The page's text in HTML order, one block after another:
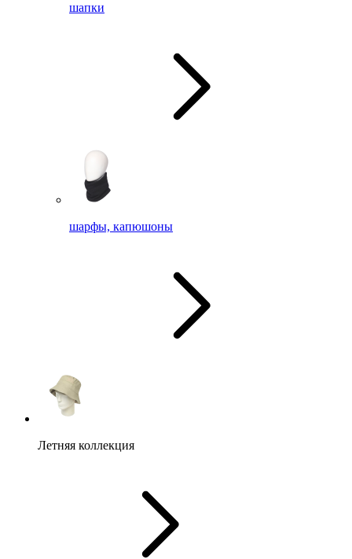
шапки
шарфы, капюшоны
Летняя коллекция